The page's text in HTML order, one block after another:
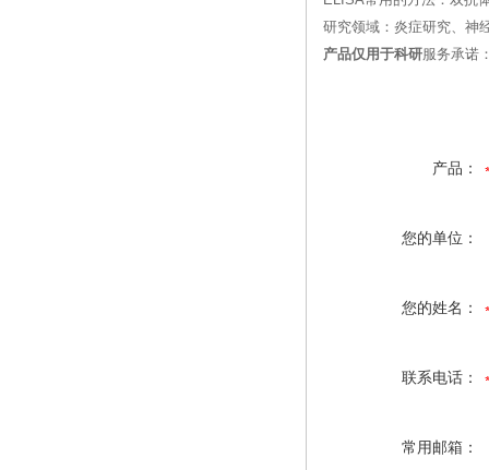
研究领域：炎症研究、神
产品仅用于科研服务承诺
产品：
您的单位：
您的姓名：
联系电话：
常用邮箱：